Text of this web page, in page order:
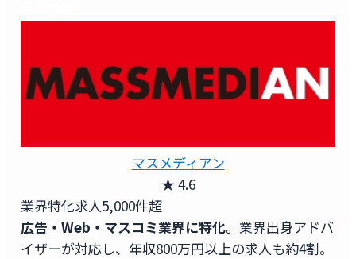
マスメディアン
★ 4.6
業界特化求人5,000件超
広告・Web・マスコミ業界に特化。業界出身アドバ
イザーが対応し、年収800万円以上の求人も約4割。